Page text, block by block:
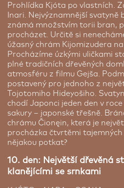
Hotel New Hankyu Osaka ★★★+
Osaka | 1 noc
Hotel New Hankyu Osaka je
stanicí Hankyu Umeda a má
centrální obchodní čtvrti
pokojích je k dispozici
internetu. Hotel se může
stravovacími zařízeními,
nejznámějších bufetových
francouzské kuchyně.
automatu. Pokoje jsou
Prohlídka Kjóta po vlastních.
Inari. Nejvýznamnější svatyně
známá množstvím torii bran,
procházet. Určitě si
úžasný chrám Kijomizudera
Procházíme úzkými uličkami
plné tradičních dřevěných
atmosféru z filmu Gejša.
postavený pro jednoho z
Tojotomiho Hideyošiho.
chodí Japonci jeden den v
sakury – japonské třešně.
chrámu Čionęin, která je
procházka čtvrtěmi tajemných
nějakou potkat?
10. den: Největší dřevěná
klanějícími se srnkami